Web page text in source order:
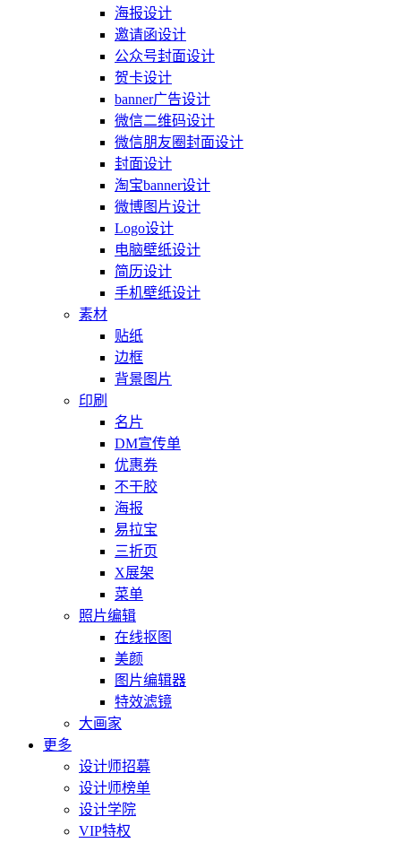
海报设计
邀请函设计
公众号封面设计
贺卡设计
banner广告设计
微信二维码设计
微信朋友圈封面设计
封面设计
淘宝banner设计
微博图片设计
Logo设计
电脑壁纸设计
简历设计
手机壁纸设计
素材
贴纸
边框
背景图片
印刷
名片
DM宣传单
优惠券
不干胶
海报
易拉宝
三折页
X展架
菜单
照片编辑
在线抠图
美颜
图片编辑器
特效滤镜
大画家
更多
设计师招募
设计师榜单
设计学院
VIP特权